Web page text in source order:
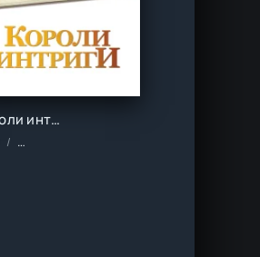
Триллеры/Ужасы
Короли интриги (2019)
Фильмы/2019 год/Зарубежные/